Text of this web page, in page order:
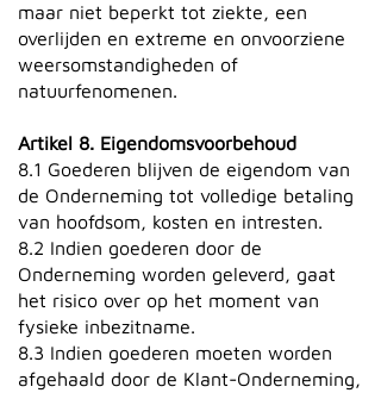
maar niet beperkt tot ziekte, een
overlijden en extreme en onvoorziene
weersomstandigheden of
natuurfenomenen.
Artikel 8. Eigendomsvoorbehoud
8.1 Goederen blijven de eigendom van
de Onderneming tot volledige betaling
van hoofdsom, kosten en intresten.
8.2 Indien goederen door de
Onderneming worden geleverd, gaat
het risico over op het moment van
fysieke inbezitname.
8.3 Indien goederen moeten worden
afgehaald door de Klant-Onderneming,